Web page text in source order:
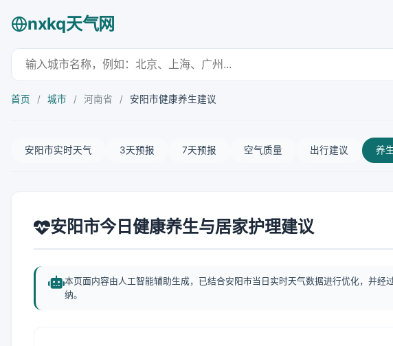
nxkq天气网
首页 / 城市 / 河南省 / 安阳市健康养生建议
安阳市实时天气 3天预报 7天预报 空气质量 出行建议 养
安阳市今日健康养生与居家护理建议
本页面内容由人工智能辅助生成，已结合安阳市当日实时天气数据进行优化，并
纳。